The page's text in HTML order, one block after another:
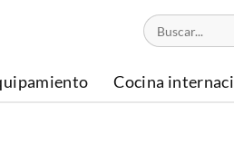
Cocina